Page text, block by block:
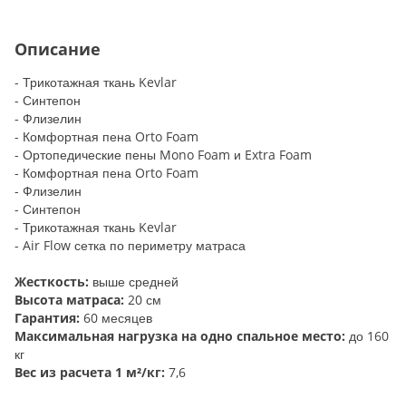
Описание
- Трикотажная ткань Kevlar
- Синтепон
- Флизелин
- Комфортная пена Orto Foam
- Ортопедические пены Mono Foam и Extra Foam
- Комфортная пена Orto Foam
- Флизелин
- Синтепон
​- Трикотажная ткань Kevlar
- Air Flow сетка по периметру матраса
Жесткость: выше средней
Высота матраса: 20 см
Гарантия: 60 месяцев
Максимальная нагрузка на одно спальное место: до 160
кг
Вес из расчета 1 м²/кг: 7,6